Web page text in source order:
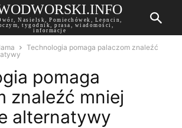
Nasielsk, Pomiechówek, Leoncin,
tygodnik, prasa, wiadomości,
informacje
Technologia pomaga palaczom znaleźć
pomaga
znaleźć mniej
alternatywy